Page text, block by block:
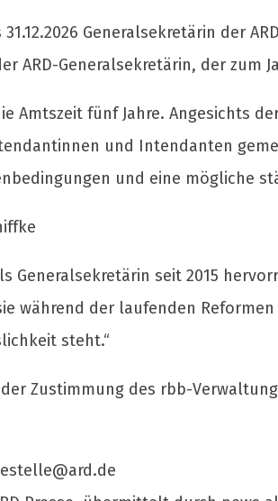
Generalsekretärin der
ARD-Generalsekretärin, der zum
Amtszeit fünf Jahre. Angesichts
und Intendanten
und eine mögliche
Generalsekretärin seit 2015
während der laufenden
steht.“
Zustimmung des rbb-